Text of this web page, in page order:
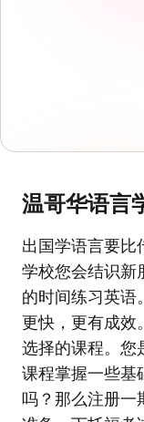
温哥华语言
出国学语言要比
学校您会结识新
的时间练习英语
更快，更有成效
选择的课程。您
课程掌握一些基
吗？那么注册一